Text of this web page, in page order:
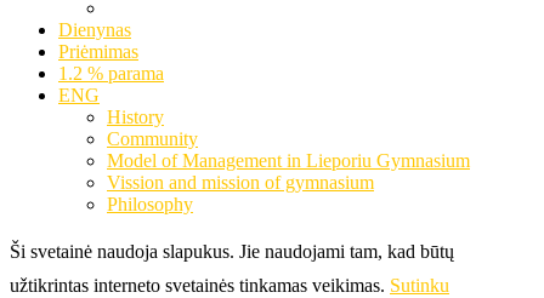
Dienynas
Priėmimas
1.2 % parama
ENG
History
Community
Model of Management in Lieporiu Gymnasium
Vission and mission of gymnasium
Philosophy
Ši svetainė naudoja slapukus. Jie naudojami tam, kad būtų
užtikrintas interneto svetainės tinkamas veikimas. Sutinku